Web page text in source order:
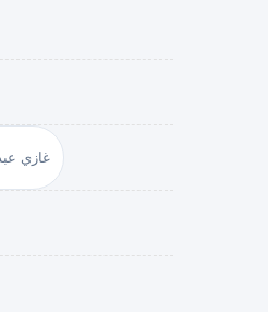
غازي